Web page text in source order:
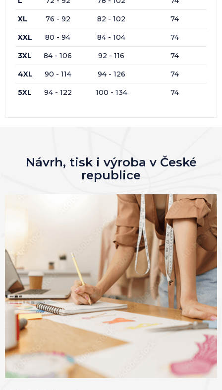
XL 76 - 92 82 - 102 74
XXL 80 - 94 84 - 104 74
3XL 84 - 106 92 - 116 74
4XL 90 - 114 94 - 126 74
5XL 94 - 122 100 - 134 74
Návrh, tisk i výroba v České
republice